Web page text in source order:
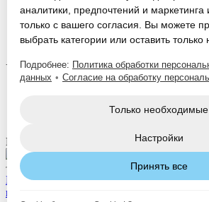
Блог
Вакансии
Контакты
Настроить cookie
Услуги
Изготовление формокомплектов
Мы в соцсетях:
Политика конфиденциальностиСогласие
персональных данных
аналитики, предпочтений и маркетинга
только с вашего согласия. Вы можете
выбрать категории или оставить
Подробнее: Политика обработки
данных • Согласие на обработку
Только необходимые
Настройки
Принять все